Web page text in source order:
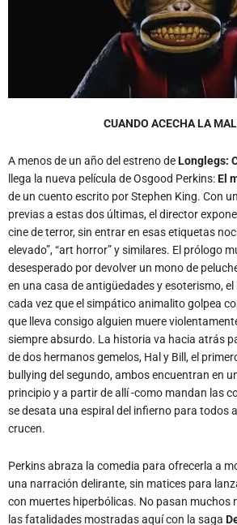
CUANDO ACECHA LA
A menos de un año del estreno deLonglegs:
llega la nueva película de Osgood Perkins:El
de un cuento escrito por Stephen King. Con
previas a estas dos últimas, el director
cine de terror, sin entrar en esas etiquetas
elevado”, “art horror” y similares. El prólogo
desesperado por devolver un mono de
en una casa de antigüedades y esoterismo,
cada vez que el simpático animalito golpea
que lleva consigo alguien muere
siempre absurdo. La historia va hacia atrás
de dos hermanos gemelos, Hal y Bill, el
bullying del segundo, ambos encuentran en
principio y a partir de allí -como mandan las
se desata una espiral del infierno para todos
crucen.
Perkins abraza la comedia para ofrecerla a
una narración delirante, sin matices para
con muertes hiperbólicas. No pasan muchos
las fatalidades mostradas aquí con la saga